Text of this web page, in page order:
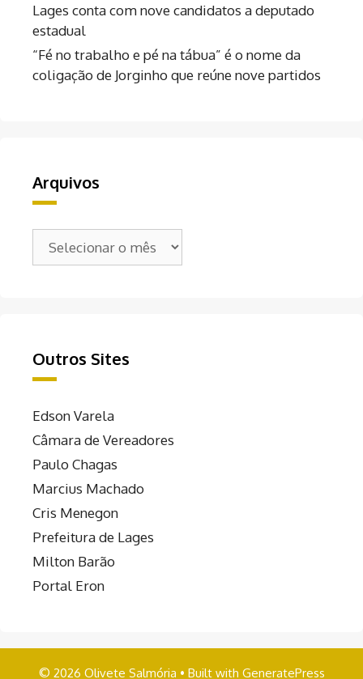
Lages conta com nove candidatos a deputado
estadual
“Fé no trabalho e pé na tábua” é o nome da
coligação de Jorginho que reúne nove partidos
Arquivos
Outros Sites
Edson Varela
Câmara de Vereadores
Paulo Chagas
Marcius Machado
Cris Menegon
Prefeitura de Lages
Milton Barão
Portal Eron
© 2026 Olivete Salmória • Built with GeneratePress